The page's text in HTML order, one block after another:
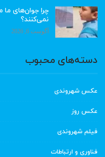
چرا جوان‌های
نمی‌کنند؟
آگوست 6, 2026
دسته‌های محبوب
عکس شهروندی
عکس روز
فیلم شهروندی
فناوری و ارتباطات